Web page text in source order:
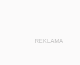
REKLAMA